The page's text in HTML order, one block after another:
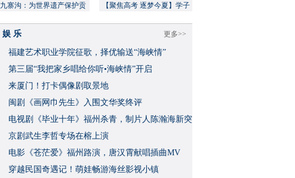
九寨沟：为世界遗产保护贡
【聚焦高考 逐梦今夏】学子
更多>>
娱 乐
福建艺术职业学院征歌，择优输送“海峡情”
​第三届“我把家乡唱给你听•海峡情”开启
来厦门！打卡偶像剧取景地
闽剧《画网巾先生》入围文华奖终评
​电视剧《毕业十年》福州杀青，制片人陈瀚海新突
破
京剧武生李哲专场在榕上演
​电影《苍茫爱》福州路演，唐汉霄献唱插曲MV
穿越民国奇遇记！萌娃畅游海丝影视小镇